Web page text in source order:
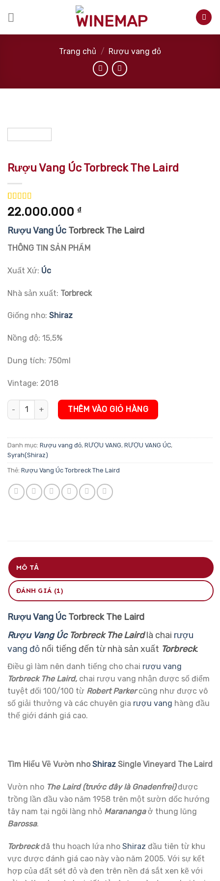
Trang chủ / Rượu vang đỏ
Rượu Vang Úc Torbreck The Laird
5.00 trên 5
dựa trên
1
22.000.000 ₫
Rượu Vang Úc Torbreck The Laird
THÔNG TIN SẢN PHẨM
Xuất Xứ: Úc
Nhà sản xuất: Torbreck
Giống nho: Shiraz
Nồng độ: 15,5%
Dung tích: 750ml
Vintage: 2018
Rượu Vang Úc Torbreck The Laird số lượng
THÊM VÀO GIỎ HÀNG
Danh mục: Rượu vang đỏ, RƯỢU VANG, RƯỢU VANG ÚC,
Syrah(Shiraz)
Thẻ: Rượu Vang Úc Torbreck The Laird
MÔ TẢ
ĐÁNH GIÁ (1)
Rượu Vang Úc Torbreck The Laird
Rượu Vang ÚcTorbreck The Lairdlà chai rượu
vang đỏ nổi tiếng đến từ nhà sản xuất Torbreck.
Điều gì làm nên danh tiếng cho chai rượu vang
Torbreck The Laird, chai rượu vang nhận được số điểm
tuyệt đối 100/100 từ Robert Parkercũng như được vô
số giải thưởng và các chuyên gia rượu vang hàng đầu
thế giới đánh giá cao.
Tìm Hiểu Về Vườn nho Shiraz Single Vineyard The Laird
Vườn nho The Laird (trước đây là Gnadenfrei) được
trồng lần đầu vào năm 1958 trên một sườn dốc hướng
tây nam tại ngôi làng nhỏ Maranangaở thung lũng
Barossa.
Torbreckđã thu hoạch lứa nho Shiraz đầu tiên từ khu
vực được đánh giá cao này vào năm 2005. Với sự kết
hợp của đất sét đỏ và đen trên nền đá sắt xen kẽ với